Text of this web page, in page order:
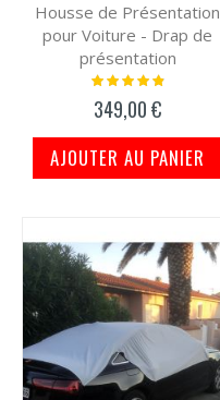
Housse de Présentation
pour Voiture - Drap de
présentation
Notation:
349,00 €
AJOUTER AU PANIER